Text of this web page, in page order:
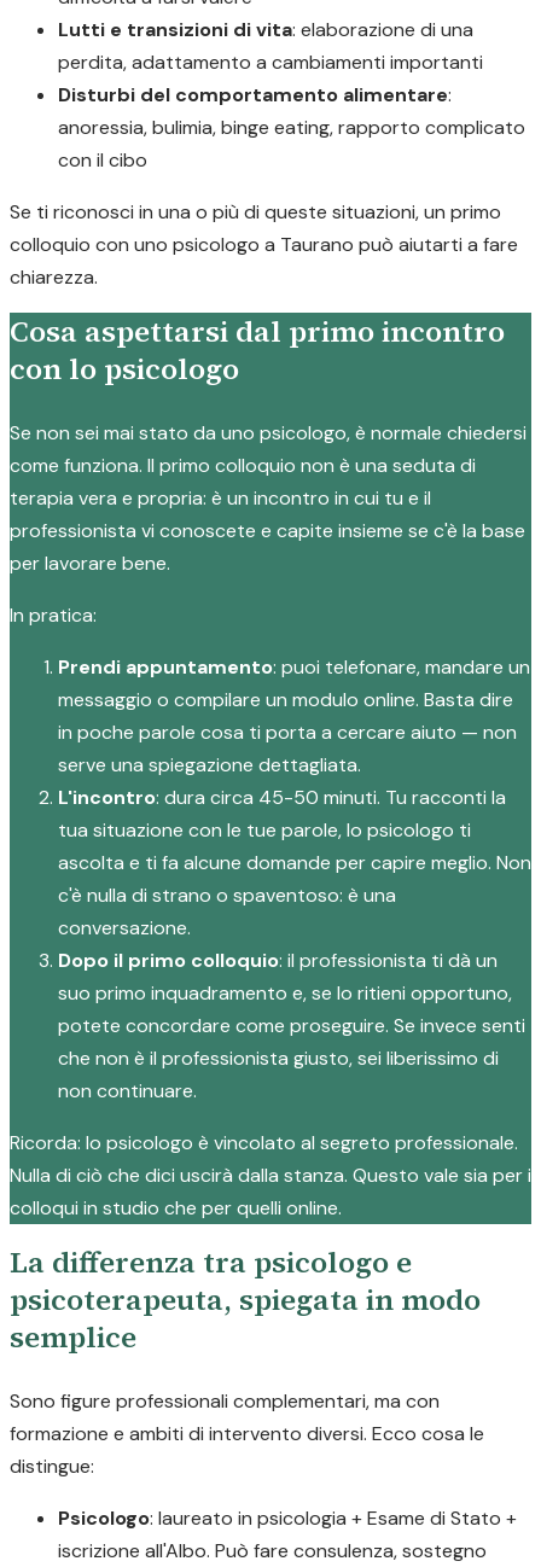
Lutti e transizioni di vita: elaborazione di una
perdita, adattamento a cambiamenti importanti
Disturbi del comportamento alimentare:
anoressia, bulimia, binge eating, rapporto complicato
con il cibo
Se ti riconosci in una o più di queste situazioni, un primo
colloquio con uno psicologo a Taurano può aiutarti a fare
chiarezza.
Cosa aspettarsi dal primo incontro
con lo psicologo
Se non sei mai stato da uno psicologo, è normale chiedersi
come funziona. Il primo colloquio non è una seduta di
terapia vera e propria: è un incontro in cui tu e il
professionista vi conoscete e capite insieme se c'è la base
per lavorare bene.
In pratica:
Prendi appuntamento: puoi telefonare, mandare un
messaggio o compilare un modulo online. Basta dire
in poche parole cosa ti porta a cercare aiuto — non
serve una spiegazione dettagliata.
L'incontro: dura circa 45-50 minuti. Tu racconti la
tua situazione con le tue parole, lo psicologo ti
ascolta e ti fa alcune domande per capire meglio. Non
c'è nulla di strano o spaventoso: è una
conversazione.
Dopo il primo colloquio: il professionista ti dà un
suo primo inquadramento e, se lo ritieni opportuno,
potete concordare come proseguire. Se invece senti
che non è il professionista giusto, sei liberissimo di
non continuare.
Ricorda: lo psicologo è vincolato al segreto professionale.
Nulla di ciò che dici uscirà dalla stanza. Questo vale sia per i
colloqui in studio che per quelli online.
La differenza tra psicologo e
psicoterapeuta, spiegata in modo
semplice
Sono figure professionali complementari, ma con
formazione e ambiti di intervento diversi. Ecco cosa le
distingue:
Psicologo: laureato in psicologia + Esame di Stato +
iscrizione all'Albo. Può fare consulenza, sostegno